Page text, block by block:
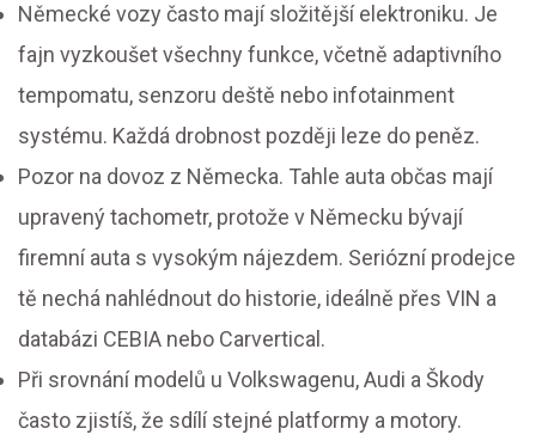
Německé vozy často mají složitější elektroniku. Je
fajn vyzkoušet všechny funkce, včetně adaptivního
tempomatu, senzoru deště nebo infotainment
systému. Každá drobnost později leze do peněz.
Pozor na dovoz z Německa. Tahle auta občas mají
upravený tachometr, protože v Německu bývají
firemní auta s vysokým nájezdem. Seriózní prodejce
tě nechá nahlédnout do historie, ideálně přes VIN a
databázi CEBIA nebo Carvertical.
Při srovnání modelů u Volkswagenu, Audi a Škody
často zjistíš, že sdílí stejné platformy a motory.